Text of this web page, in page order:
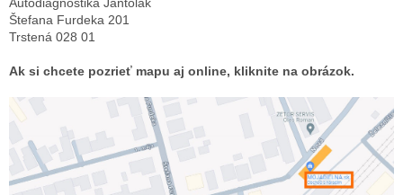
Štefana Furdeka 201
Trstená 028 01
Ak si chcete pozrieť mapu aj online, kliknite na obrázok.